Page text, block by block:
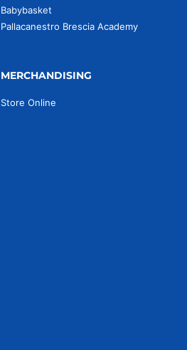
Babybasket
Pallacanestro Brescia Academy
MERCHANDISING
Store Online